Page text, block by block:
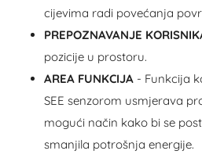
cijevima radi povećanja
PREPOZNAVANJE
pozicije u prostoru.
AREA FUNKCIJA - Funkcija
SEE senzorom usmjerava
mogući način kako bi se
smanjila potrošnja energije.